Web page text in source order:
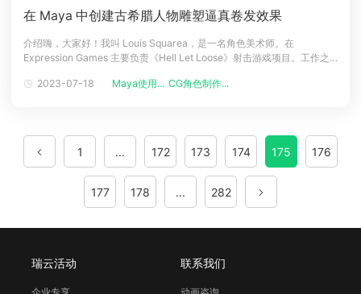
在 Maya 中创建古希腊人物雕塑逼真卷发效果
介绍嗨，大家好！我叫 Louis Squarea，是一名角色美术师。在
Expression Games 主要负责《Hell Let Loose》射击游戏项目。工作之
这个项目的目标是让我喜爱的石膏雕塑赫拉克勒斯栩栩如生，尤其是他令
2023-07-18 Maya使用... CG角色制作...
1 ... 172 173 174 175 176
177 178 ... 282
瑞云活动 联系我们